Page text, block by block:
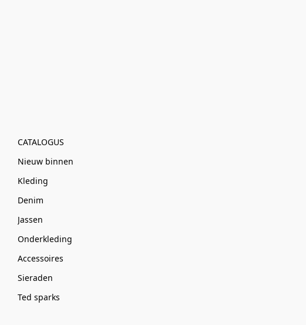
CATALOGUS
Nieuw binnen
Kleding
Denim
Jassen
Onderkleding
Accessoires
Sieraden
Ted sparks